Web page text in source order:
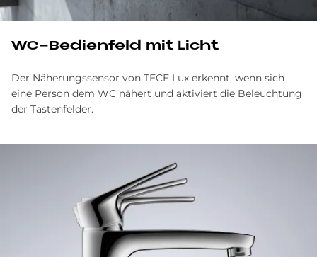
WC-Be­dien­feld mit Li­cht
Der Näherungssensor von TECE Lux erkennt, wenn sich
eine Person dem WC nähert und aktiviert die Beleuchtung
der Tastenfelder.